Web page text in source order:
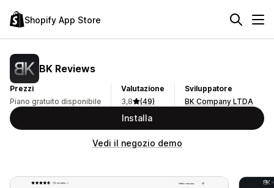
Shopify App Store
BK Reviews
Prezzi
Piano gratuito disponibile
Valutazione
3,8
(49)
Sviluppatore
BK Company LTDA
Installa
Vedi il negozio demo